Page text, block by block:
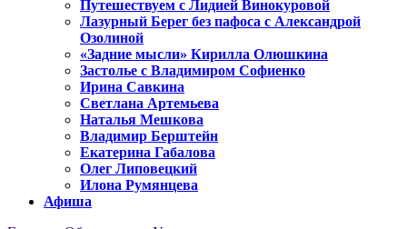
Путешествуем с Лидией Винокуровой
Лазурный Берег без пафоса с Александрой
Озолиной
«Задние мысли» Кирилла Олюшкина
Застолье с Владимиром Софиенко
Ирина Савкина
Светлана Артемьева
Наталья Мешкова
Владимир Берштейн
Екатерина Габалова
Олег Липовецкий
Илона Румянцева
Афиша